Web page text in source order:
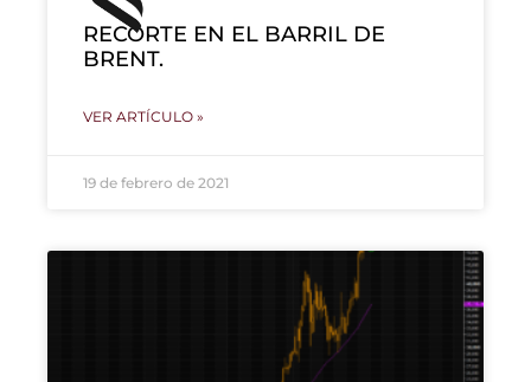
RECORTE EN EL BARRIL DE
BRENT.
VER ARTÍCULO »
19 de febrero de 2021